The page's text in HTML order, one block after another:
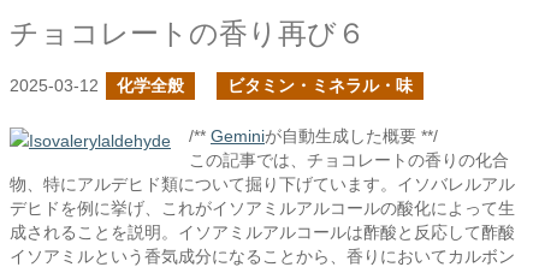
チョコレートの香り再び６
2025-03-12 化学全般 ビタミン・ミネラル・味
/** Geminiが自動生成した概要 **/
この記事では、チョコレートの香りの化合
物、特にアルデヒド類について掘り下げています。イソバレルアル
デヒドを例に挙げ、これがイソアミルアルコールの酸化によって生
成されることを説明。イソアミルアルコールは酢酸と反応して酢酸
イソアミルという香気成分になることから、香りにおいてカルボン